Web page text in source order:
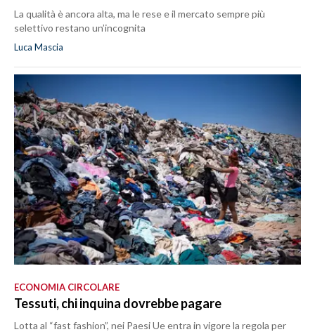
La qualità è ancora alta, ma le rese e il mercato sempre più
selettivo restano un’incognita
Luca Mascia
ECONOMIA CIRCOLARE
Tessuti, chi inquina dovrebbe pagare
Lotta al “fast fashion”, nei Paesi Ue entra in vigore la regola per